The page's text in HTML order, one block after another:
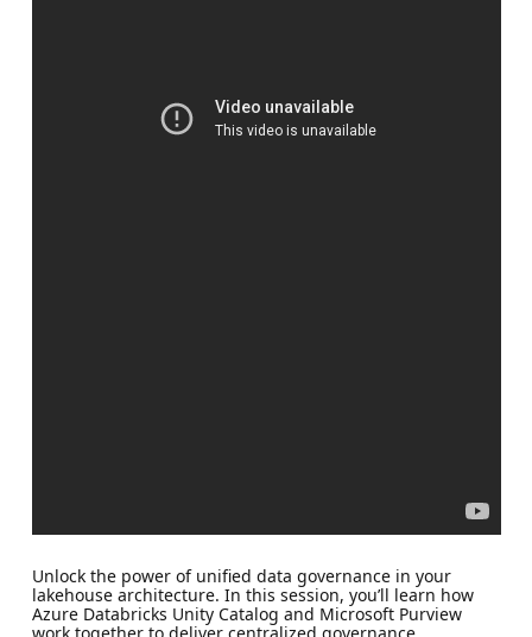
Unlock the power of unified data governance in your
lakehouse architecture. In this session, you’ll learn how
Azure Databricks Unity Catalog and Microsoft Purview
work together to deliver centralized governance,